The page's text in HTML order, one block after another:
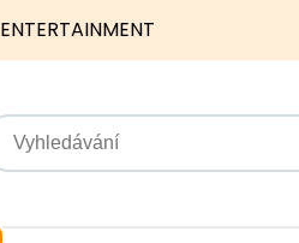
ENTERTAINMENT